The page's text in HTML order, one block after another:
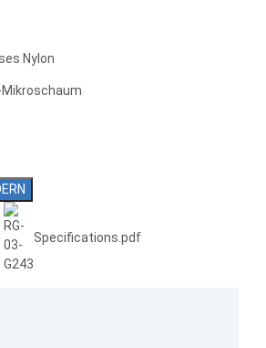
Nylon
Specifications.pdf